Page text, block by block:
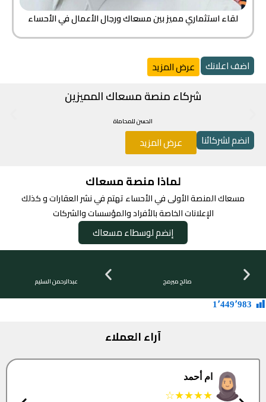
لقاء استثماري مميز بين مسعاك ورجال الأعمال في الأحساء
اضف اعلانك عرض المزيد
شركاء منصة مسعاك المميزين
الحسن للمحاماة
انضم لشركائنا عرض المزيد
لماذا منصة مسعاك
مسعاك المنصة الأولى في الأحساء تهتم في نشر العقارات و كذلك
الإعلانات الخاصة بالأفراد والمؤسسات والشركات
إنضم لوسطاء مسعاك
صالح مبرمج خالد منسق المنصة
عبدالرحمن السليم
1٬449٬983
آراء العملاء
البتول
★★★★★